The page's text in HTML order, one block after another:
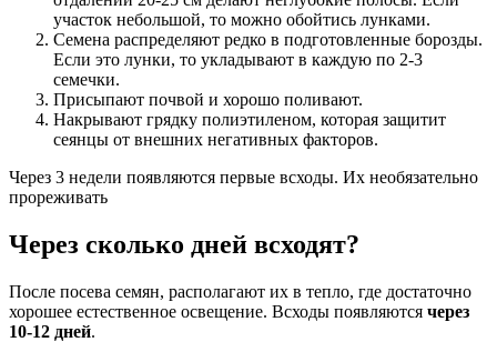
участок небольшой, то можно обойтись лунками.
Семена распределяют редко в подготовленные борозды.
Если это лунки, то укладывают в каждую по 2-3
семечки.
Присыпают почвой и хорошо поливают.
Накрывают грядку полиэтиленом, которая защитит
сеянцы от внешних негативных факторов.
Через 3 недели появляются первые всходы. Их необязательно
прореживать
Через сколько дней всходят?
После посева семян, располагают их в тепло, где достаточно
хорошее естественное освещение. Всходы появляются через
10-12 дней.